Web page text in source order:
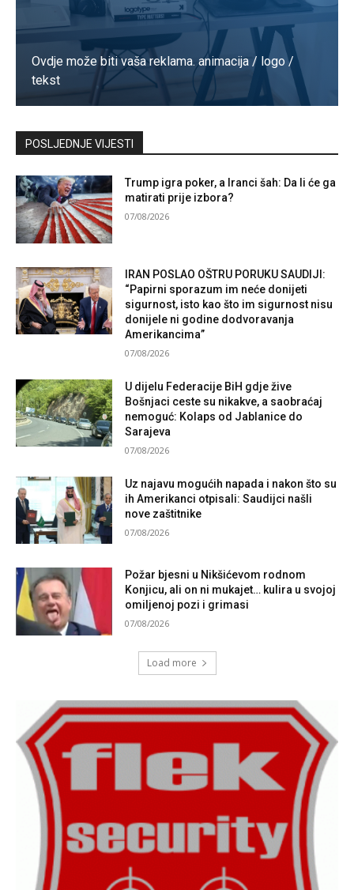
Ovdje može biti vaša reklama. animacija / logo /
tekst
Kontaktirajte nas
POSLJEDNJE VIJESTI
Trump igra poker, a Iranci šah: Da li će ga
matirati prije izbora?
07/08/2026
IRAN POSLAO OŠTRU PORUKU SAUDIJI:
“Papirni sporazum im neće donijeti
sigurnost, isto kao što im sigurnost nisu
donijele ni godine dodvoravanja
Amerikancima”
07/08/2026
U dijelu Federacije BiH gdje žive
Bošnjaci ceste su nikakve, a saobraćaj
nemoguć: Kolaps od Jablanice do
Sarajeva
07/08/2026
Uz najavu mogućih napada i nakon što su
ih Amerikanci otpisali: Saudijci našli
nove zaštitnike
07/08/2026
Požar bjesni u Nikšićevom rodnom
Konjicu, ali on ni mukajet… kulira u svojoj
omiljenoj pozi i grimasi
07/08/2026
Load more